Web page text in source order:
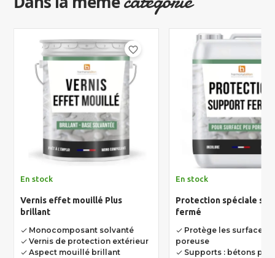
favorite_border
En stock
Vernis effet mouillé Plus
brillant
done Monocomposant solvanté
done Vernis de protection extérieur
done Aspect mouillé brillant
En stock
Protection spéciale
fermé
done Protège les surfaces
poreuse
done Supports : bétons